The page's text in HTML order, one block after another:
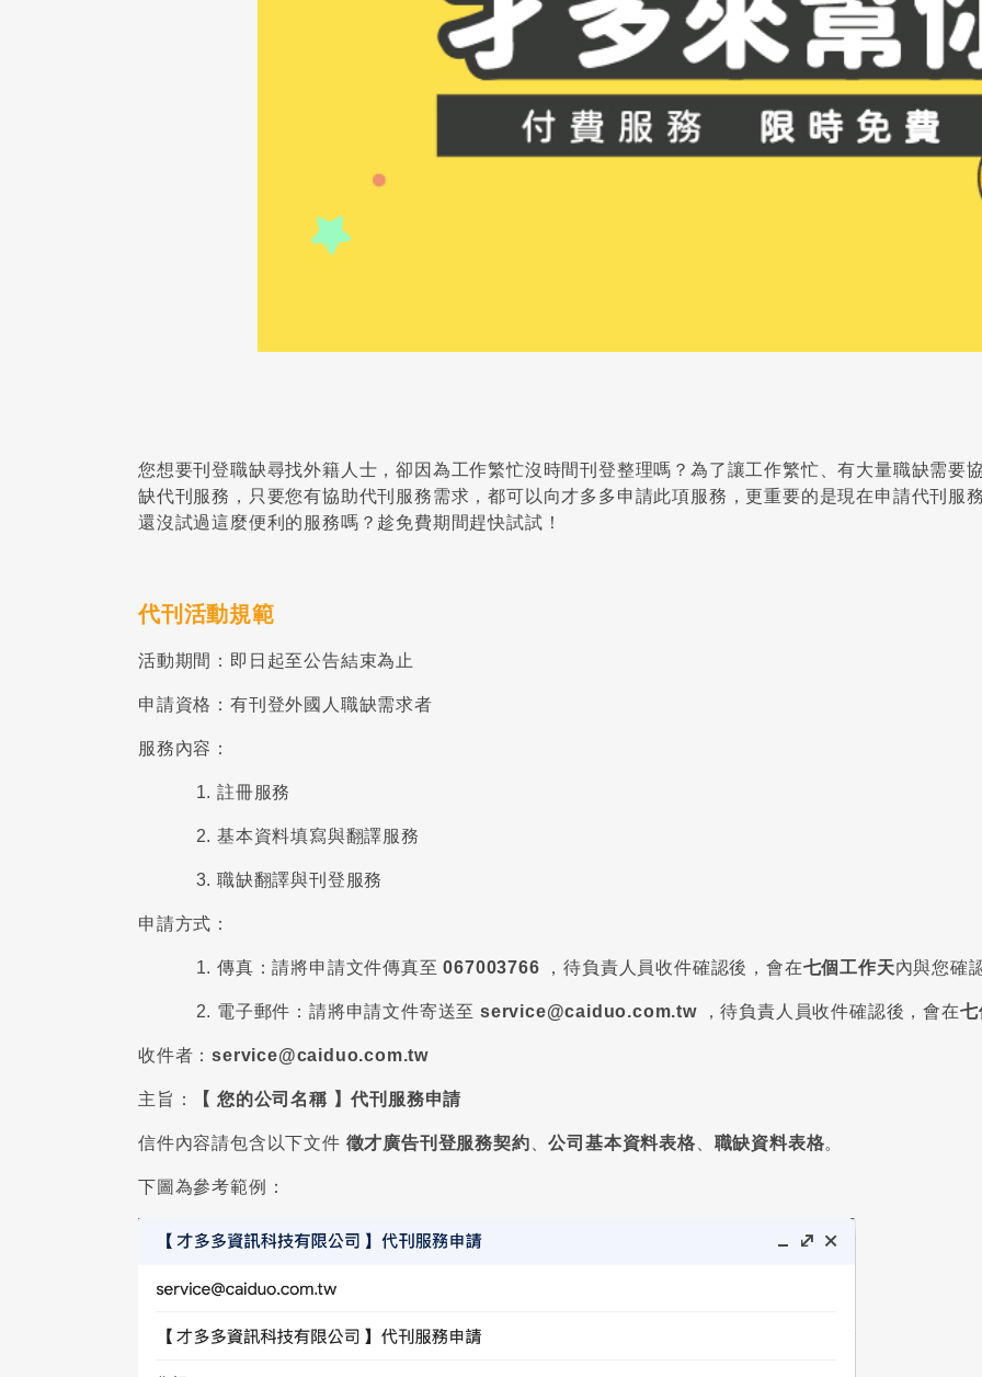
您想要刊登職缺尋找外籍人士，卻因為工作繁忙沒時間刊登整理嗎？為了讓工作繁忙、有大量職缺需要
缺代刊服務，只要您有協助代刊服務需求，都可以向才多多申請此項服務，更重要的是現在申請代刊服
還沒試過這麼便利的服務嗎？趁免費期間趕快試試！
代刊活動規範
活動期間：即日起至公告結束為止
申請資格：有刊登外國人職缺需求者
服務內容：
註冊服務
基本資料填寫與翻譯服務
職缺翻譯與刊登服務
申請方式：
傳真：請將申請文件傳真至067003766 ，待負責人員收件確認後，會在七個工作天內與您確
電子郵件：請將申請文件寄送至 service@caiduo.com.tw，待負責人員收件確認後，會在七
收件者：service@caiduo.com.tw
主旨： 【 您的公司名稱 】代刊服務申請
信件內容請包含以下文件 徵才廣告刊登服務契約 、公司基本資料表格 職缺資料表格。
下圖為參考範例：